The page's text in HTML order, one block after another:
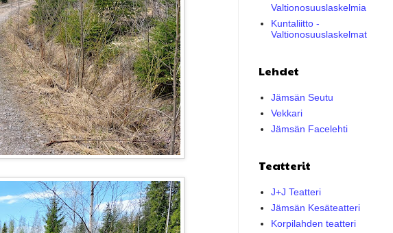
Valtionosuuslaskelmia
Kuntaliitto -
Valtionosuuslaskelmat
Lehdet
Jämsän Seutu
Vekkari
Jämsän Facelehti
Teatterit
J+J Teatteri
Jämsän Kesäteatteri
Korpilahden teatteri